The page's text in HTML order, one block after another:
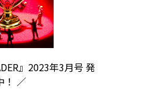
』2023年3月号 発
！ ／